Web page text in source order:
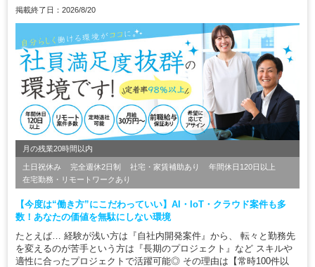
掲載終了日：2026/8/20
月の残業20時間以内
土日祝休み 完全週休2日制 社宅・家賃補助あり
年間休日120日以上
在宅勤務・リモートワークあり
【今度は“働き方”にこだわっていい】AI・IoT・クラウド案件も多
数！あなたの価値を無駄にしない環境
たとえば… 経験が浅い方は『自社内開発案件』から、 転々と勤務先
を変えるのが苦手という方は『長期のプロジェクト』など スキルや
適性に合ったプロジェクトで活躍可能◎ その理由は【常時100件以